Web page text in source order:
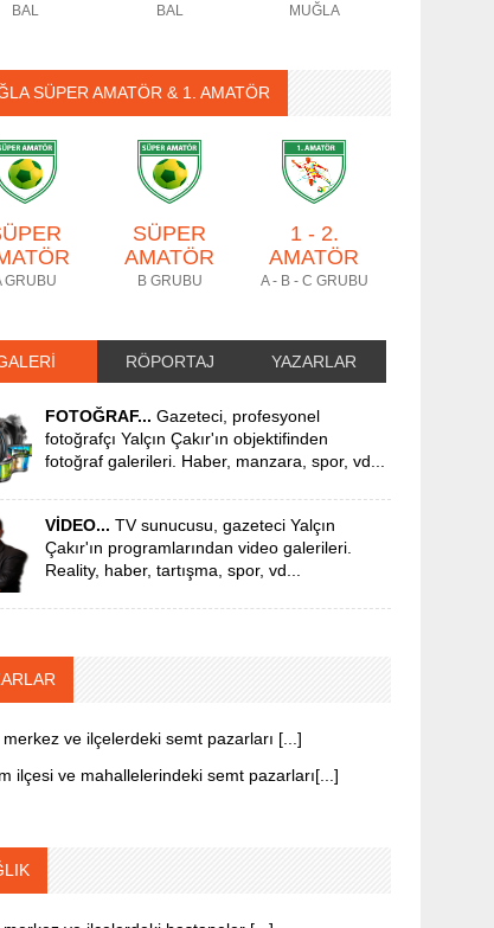
BAL BAL MUĞLA
SÜPER AMATÖR & 1. AMATÖR
GRUBU
SÜPER
AMATÖR
B GRUBU
1 - 2.
AMATÖR
A - B - C GRUBU
RÖPORTAJ YAZARLAR
FOTOĞRAF... Gazeteci, profesyonel
fotoğrafçı Yalçın Çakır'ın objektifinden
fotoğraf galerileri. Haber, manzara, spor, vd...
VİDEO... TV sunucusu, gazeteci Yalçın
Çakır'ın programlarından video galerileri.
Reality, haber, tartışma, spor, vd...
ve ilçelerdeki semt pazarları [...]
ilçesi ve mahallelerindeki semt pazarları[...]